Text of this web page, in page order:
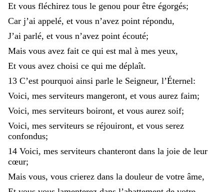
Et vous fléchirez tous le genou pour être égorgés;
Car j’ai appelé, et vous n’avez point répondu,
J’ai parlé, et vous n’avez point écouté;
Mais vous avez fait ce qui est mal à mes yeux,
Et vous avez choisi ce qui me déplaît.
13 C’est pourquoi ainsi parle le Seigneur, l’Éternel:
Voici, mes serviteurs mangeront, et vous aurez faim;
Voici, mes serviteurs boiront, et vous aurez soif;
Voici, mes serviteurs se réjouiront, et vous serez
confondus;
14 Voici, mes serviteurs chanteront dans la joie de leur
cœur;
Mais vous, vous crierez dans la douleur de votre âme,